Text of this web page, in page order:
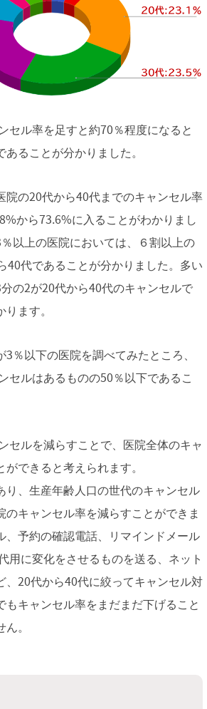
セル率を足すと約70％程度になると
ることが分かりました。
院の20代から40代までのキャンセル率
から73.6%に入ることがわかりまし
以上の医院においては、６割以上の
40代であることが分かりました。多い
の2が20代から40代のキャンセルで
ます。
3％以下の医院を調べてみたところ、
セルはあるものの50％以下であるこ
セルを減らすことで、医院全体のキャ
できると考えられます。
り、生産年齢人口の世代のキャンセル
のキャンセル率を減らすことができま
、予約の確認電話、リマインドメール
用に変化をさせるものを送る、ネット
、20代から40代に絞ってキャンセル対
もキャンセル率をまだまだ下げること
。